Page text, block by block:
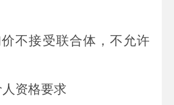
不接受联合体，不允许
资格要求